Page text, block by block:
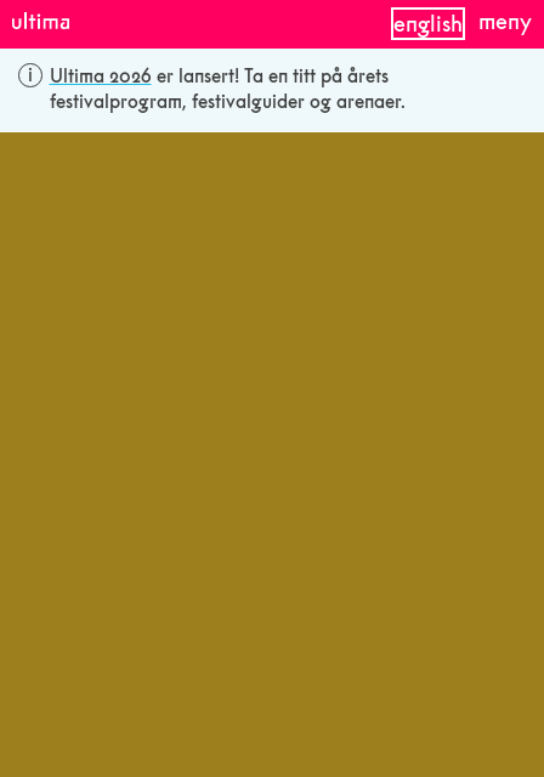
Ultima 2026 er lansert! Ta en titt på årets
festivalprogram, festivalguider og arenaer.
english meny